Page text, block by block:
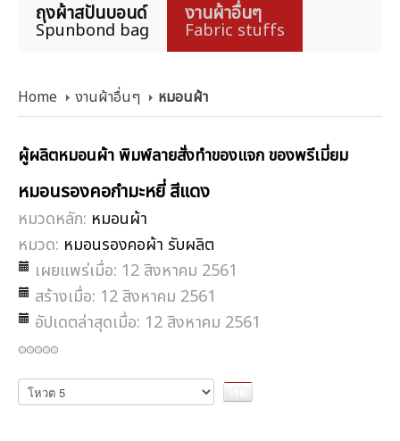
ถุงผ้าสปันบอนด์
Spunbond bag
งานผ้าอื่นๆ
Fabric stuffs
Home งานผ้าอื่นๆ หมอนผ้า
ผู้ผลิตหมอนผ้า พิมพ์ลายสั่งทำของแจก ของพรีเมี่ยม
หมอนรองคอกำมะหยี่ สีแดง
หมวดหลัก: หมอนผ้า
หมวด: หมอนรองคอผ้า รับผลิต
เผยแพร่เมื่อ: 12 สิงหาคม 2561
สร้างเมื่อ: 12 สิงหาคม 2561
อัปเดตล่าสุดเมื่อ: 12 สิงหาคม 2561
กรุณา
ให้